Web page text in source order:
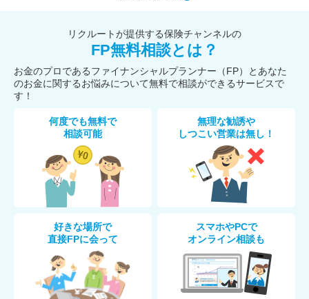
リクルートが提供する保険チャンネルの
FP無料相談とは？
お金のプロであるファイナンシャルプランナー（FP）とあなた
のお金に関するお悩みについて無料で相談ができるサービスで
す！
何度でも無料で
相談可能
無理な勧誘や
しつこい営業は無し！
好きな場所で
直接FPに会って
スマホやPCで
オンライン相談も